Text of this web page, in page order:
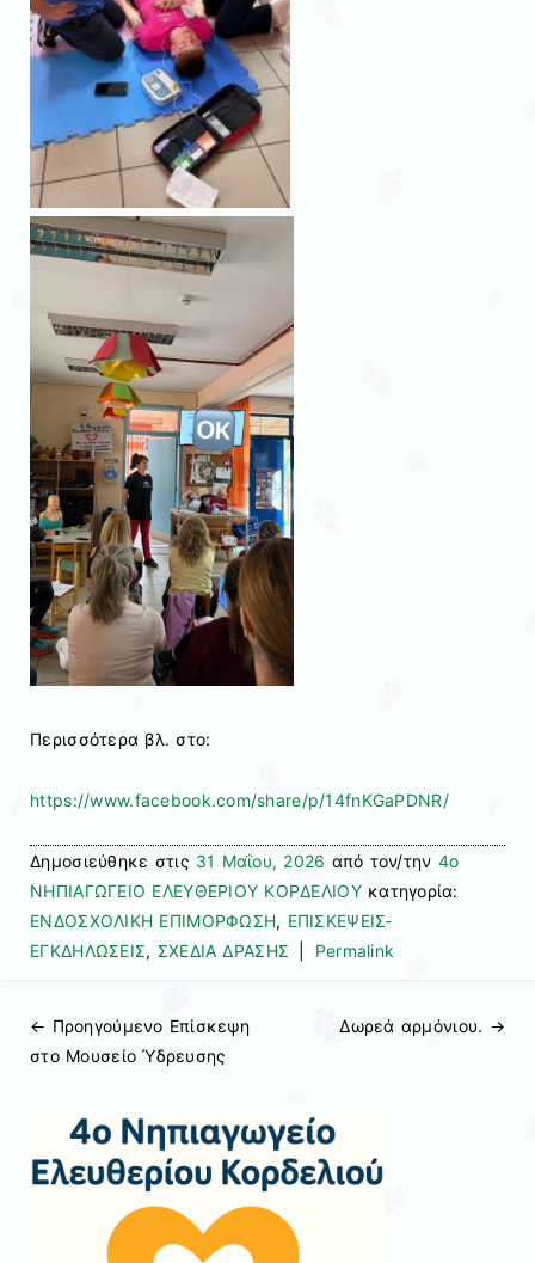
Περισσότερα βλ. στο:
https://www.facebook.com/share/p/14fnKGaPDNR/
Δημοσιεύθηκε στις 31 Μαΐου, 2026 από τον/την 4ο
ΝΗΠΙΑΓΩΓΕΙΟ ΕΛΕΥΘΕΡΙΟΥ ΚΟΡΔΕΛΙΟΥκατηγορία:
ΕΝΔΟΣΧΟΛΙΚΗ ΕΠΙΜΟΡΦΩΣΗ, ΕΠΙΣΚΕΨΕΙΣ-
ΕΓΚΔΗΛΩΣΕΙΣ, ΣΧΕΔΙΑ ΔΡΑΣΗΣ Permalink
Πλοήγηση άρθρων
← Προηγούμενo Επίσκεψη
στο Μουσείο Ύδρευσης
Δωρεά αρμόνιου. →